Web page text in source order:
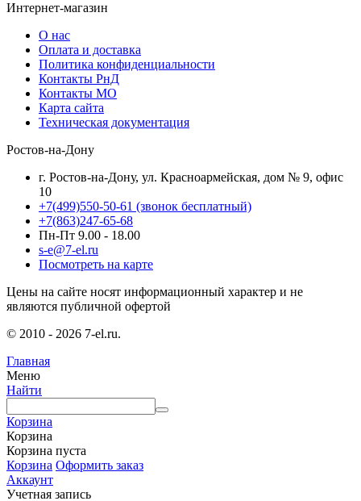
Интернет-магазин
О нас
Оплата и доставка
Политика конфиденциальности
Контакты РнД
Контакты МО
Карта сайта
Техническая документация
Ростов-на-Дону
г. Ростов-на-Дону, ул. Красноармейская, дом № 9, офис
10
+7(499)550-50-61 (звонок бесплатный)
+7(863)247-65-68
Пн-Пт 9.00 - 18.00
s-e@7-el.ru
Посмотреть на карте
Цены на сайте носят информационный характер и не
являются публичной офертой
© 2010 - 2026 7-el.ru.
Главная
Меню
Найти
Корзина
Корзина
Корзина пуста
Корзина Оформить заказ
Аккаунт
Учетная запись